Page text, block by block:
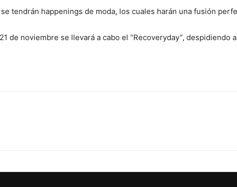
tendrán happenings de moda, los cuales harán una fusión
de noviembre se llevará a cabo el “Recoveryday”, despidiendo